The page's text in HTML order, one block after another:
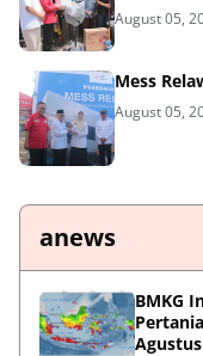
August 05,
Mess
August 05,
anews
BMKG